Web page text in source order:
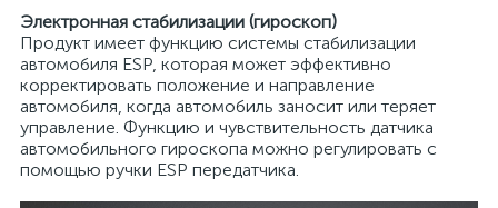
Электронная стабилизации (гироскоп)
Продукт имеет функцию системы стабилизации
автомобиля ESP, которая может эффективно
корректировать положение и направление
автомобиля, когда автомобиль заносит или теряет
управление. Функцию и чувствительность датчика
автомобильного гироскопа можно регулировать с
помощью ручки ESP передатчика.